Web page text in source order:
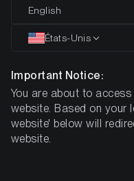
Cet article n’est
tjäna
English
États-Unis
Important Notice:
You are about to
website. Based on your
website' below will
website.